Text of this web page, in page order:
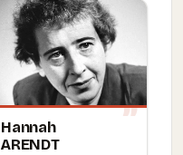
Hannah
ARENDT